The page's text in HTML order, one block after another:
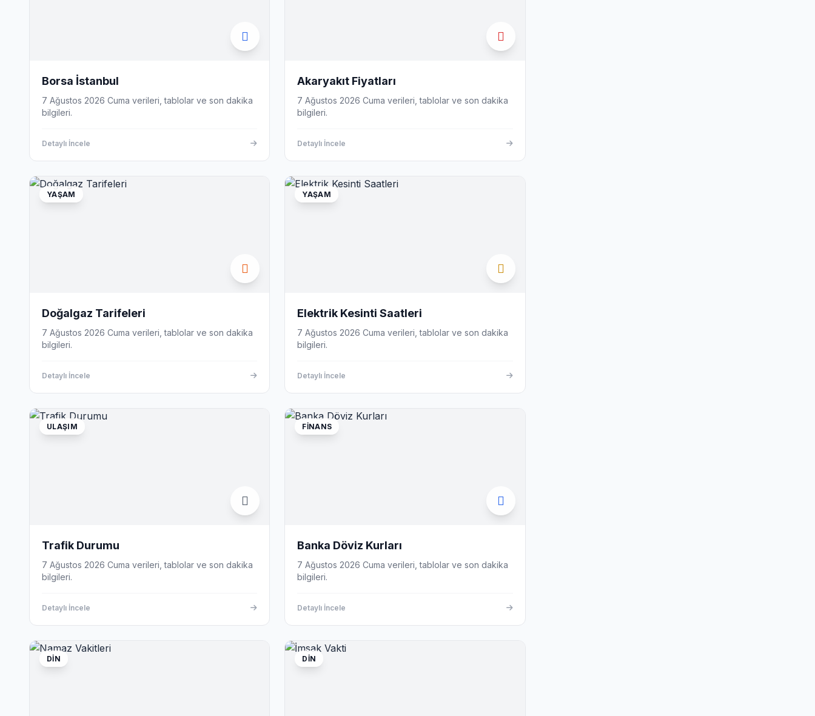
Borsa İstanbul
7 Ağustos 2026 Cuma verileri, tablolar ve son dakika
bilgileri.
Detaylı İncele
Akaryakıt Fiyatları
7 Ağustos 2026 Cuma verileri, tablolar ve son dakika
bilgileri.
Detaylı İncele
YAŞAM
Doğalgaz Tarifeleri
7 Ağustos 2026 Cuma verileri, tablolar ve son dakika
bilgileri.
Detaylı İncele
YAŞAM
Elektrik Kesinti Saatleri
7 Ağustos 2026 Cuma verileri, tablolar ve son dakika
bilgileri.
Detaylı İncele
ULAŞIM
Trafik Durumu
7 Ağustos 2026 Cuma verileri, tablolar ve son dakika
bilgileri.
Detaylı İncele
FINANS
Banka Döviz Kurları
7 Ağustos 2026 Cuma verileri, tablolar ve son dakika
bilgileri.
Detaylı İncele
DIN DIN